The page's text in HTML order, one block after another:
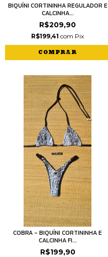
BIQUÍNI CORTININHA REGULADOR E
CALCINHA...
R$209,90
R$199,41 com Pix
COMPRAR
COBRA - BIQUÍNI CORTININHA E
CALCINHA FI...
R$199,90